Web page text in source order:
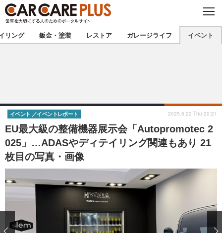
C
O
S
E
★カーケアプラス認定★ 厳選プロショップを地域から探す
甲信越 北陸
東海 関西
中国
九州 沖縄
注目の記事
ショップレポート 愛車 File
ディテイリング
リング 鈑金・塗装 レストア ガレージライフ イベント
EU最大級の整備機器展示会「Autopromotec 2
025」…ADASやディテイリング関連もあり 21
枚目の写真・画像
イベント イベントレポート 2025.5.22 Thu 20:21